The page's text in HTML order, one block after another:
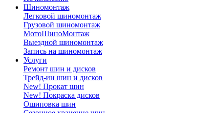
Шиномонтаж
Легковой шиномонтаж
Грузовой шиномонтаж
МотоШиноМонтаж
Выездной шиномонтаж
Запись на шиномонтаж
Услуги
Ремонт шин и дисков
Трейд-ин шин и дисков
New! Прокат шин
New! Покраска дисков
Ошиповка шин